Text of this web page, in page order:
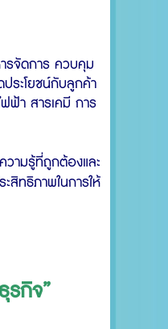
รจัดการ ควบคุม
ระโยชน์กับลูกค้า
ฟ้า สารเคมี การ
ามรู้ที่ถูกต้องและ
สิทธิภาพในการให้
รกิจ”